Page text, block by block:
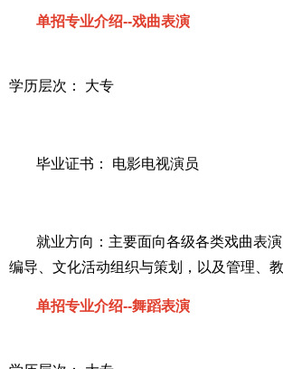
单招专业介绍--戏曲表演
学历层次： 大专
毕业证书： 电影电视演员
就业方向：主要面向各级各类戏曲表
编导、文化活动组织与策划，以及管理、教
单招专业介绍--舞蹈表演